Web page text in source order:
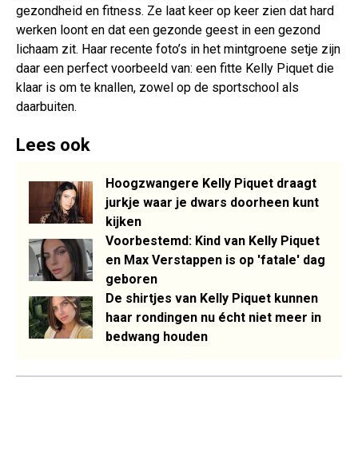
gezondheid en fitness. Ze laat keer op keer zien dat hard
werken loont en dat een gezonde geest in een gezond
lichaam zit. Haar recente foto’s in het mintgroene setje zijn
daar een perfect voorbeeld van: een fitte Kelly Piquet die
klaar is om te knallen, zowel op de sportschool als
daarbuiten.
Lees ook
Hoogzwangere Kelly Piquet draagt
jurkje waar je dwars doorheen kunt
kijken
Voorbestemd: Kind van Kelly Piquet
en Max Verstappen is op 'fatale' dag
geboren
De shirtjes van Kelly Piquet kunnen
haar rondingen nu écht niet meer in
bedwang houden